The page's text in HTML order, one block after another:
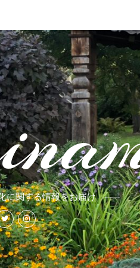
に関する情報をお届け